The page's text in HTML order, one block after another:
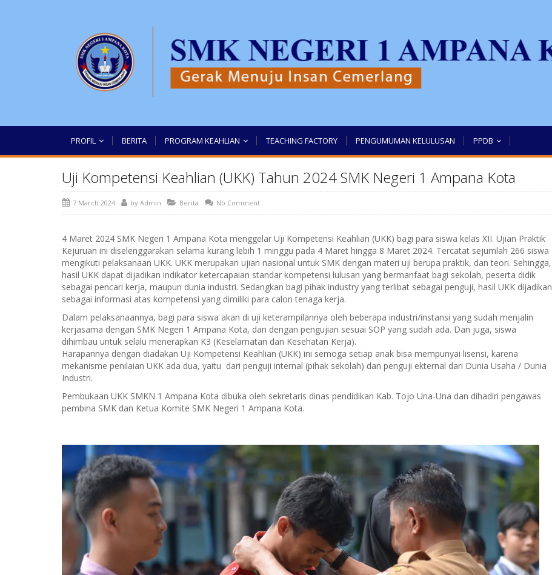
PROFIL BERITA PROGRAM KEAHLIAN TEACHING FACTORY PENGUMUMAN KELULUSAN PPDB
Uji Kompetensi Keahlian (UKK) Tahun 2024 SMK Negeri 1 Ampana Kota
7 March 2024 by Admin Berita No Comment
4 Maret 2024 SMK Negeri 1 Ampana Kota menggelar Uji Kompetensi Keahlian (UKK) bagi para siswa kelas XII. Ujian Praktik
Kejuruan ini diselenggarakan selama kurang lebih 1 minggu pada 4 Maret hingga 8 Maret 2024. Tercatat sejumlah 266 siswa
mengikuti pelaksanaan UKK. UKK merupakan ujian nasional untuk SMK dengan materi uji berupa praktik, dan teori. Sehingga,
hasil UKK dapat dijadikan indikator ketercapaian standar kompetensi lulusan yang bermanfaat bagi sekolah, peserta didik
sebagai pencari kerja, maupun dunia industri. Sedangkan bagi pihak industry yang terlibat sebagai penguji, hasil UKK dijadikan
sebagai informasi atas kompetensi yang dimiliki para calon tenaga kerja.
Dalam pelaksanaannya, bagi para siswa akan di uji keterampilannya oleh beberapa industri/instansi yang sudah menjalin
kerjasama dengan SMK Negeri 1 Ampana Kota, dan dengan pengujian sesuai SOP yang sudah ada. Dan juga, siswa
dihimbau untuk selalu menerapkan K3 (Keselamatan dan Kesehatan Kerja).
Harapannya dengan diadakan Uji Kompetensi Keahlian (UKK) ini semoga setiap anak bisa mempunyai lisensi, karena
mekanisme penilaian UKK ada dua, yaitu dari penguji internal (pihak sekolah) dan penguji ekternal dari Dunia Usaha / Dunia
Industri.
Pembukaan UKK SMKN 1 Ampana Kota dibuka oleh sekretaris dinas pendidikan Kab. Tojo Una-Una dan dihadiri pengawas
pembina SMK dan Ketua Komite SMK Negeri 1 Ampana Kota.